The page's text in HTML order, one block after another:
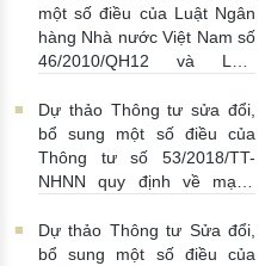
một số điều của Luật Ngân
hàng Nhà nước Việt Nam số
46/2010/QH12 và Luật
14/2022/QH15 12/02/2026 |
17:00:00
Dự thảo Thông tư sửa đổi,
bổ sung một số điều của
Thông tư số 53/2018/TT-
NHNN quy định về mạng
tín dụng phi ngân hàng
06/02/2026 | 10:50:00
Dự thảo Thông tư Sửa đổi,
bổ sung một số điều của